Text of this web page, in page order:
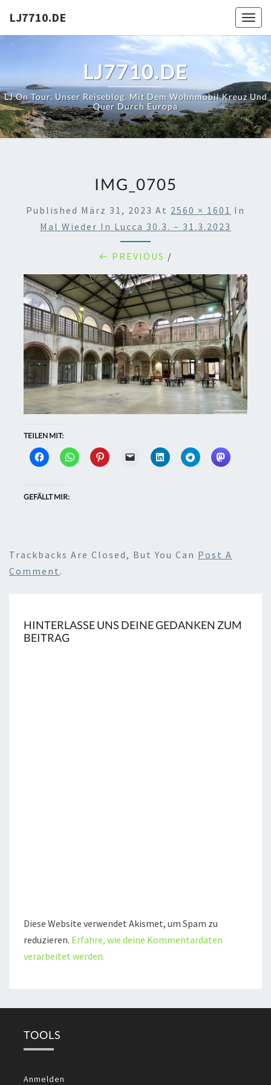
content
LJ7710.DE
LJ7710.DE
LJ On Tour. Unser Reiseblog. Mit Dem Wohnmobil Kreuz Und
Quer Durch Europa
IMG_0705
Published März 31, 2023 At 2560 × 1601 In
Mal Wieder In Lucca 30.3. – 31.3.2023
← PREVIOUS /
TEILEN MIT:
GEFÄLLT MIR:
Trackbacks Are Closed, But You Can Post A
Comment .
HINTERLASSE UNS DEINE GEDANKEN ZUM
BEITRAG
Diese Website verwendet Akismet, um Spam zu
reduzieren. Erfahre, wie deine Kommentardaten
verarbeitet werden.
TOOLS
Anmelden